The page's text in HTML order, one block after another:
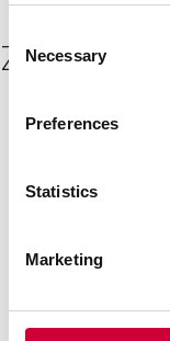
Selection
Necessary
Preferences
Statistics
Marketing
Zobacz inne
22 Kwietnia, 2026